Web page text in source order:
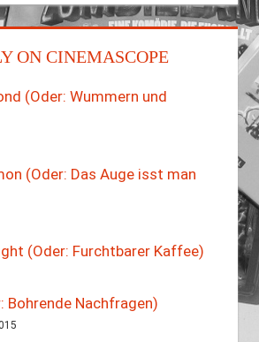
ON CINEMASCOPE
(Oder: Wummern und
(Oder: Das Auge isst man
(Oder: Furchtbarer Kaffee)
Bohrende Nachfragen)